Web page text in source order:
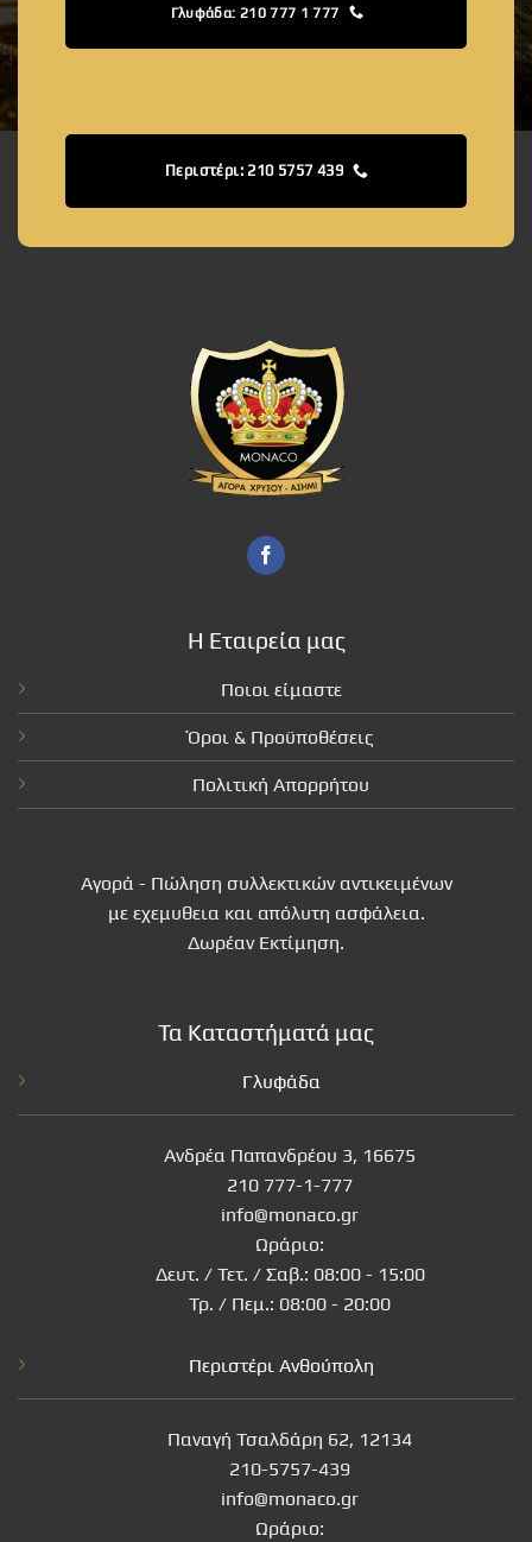
Γλυφάδα: 210 777 1 777
Περιστέρι: 210 5757 439
Η Εταιρεία μας
Ποιοι είμαστε
Όροι & Προϋποθέσεις
Πολιτική Απορρήτου
Αγορά - Πώληση συλλεκτικών αντικειμένων
με εχεμυθεια και απόλυτη ασφάλεια.
Δωρέαν Εκτίμηση.
Τα Καταστήματά μας
Γλυφάδα
Ανδρέα Παπανδρέου 3, 16675
210 777-1-777
info@monaco.gr
Ωράριο:
Δευτ. / Τετ. / Σαβ.: 08:00 - 15:00
Τρ. / Πεμ.: 08:00 - 20:00
Περιστέρι Ανθούπολη
Παναγή Τσαλδάρη 62, 12134
210-5757-439
info@monaco.gr
Ωράριο: